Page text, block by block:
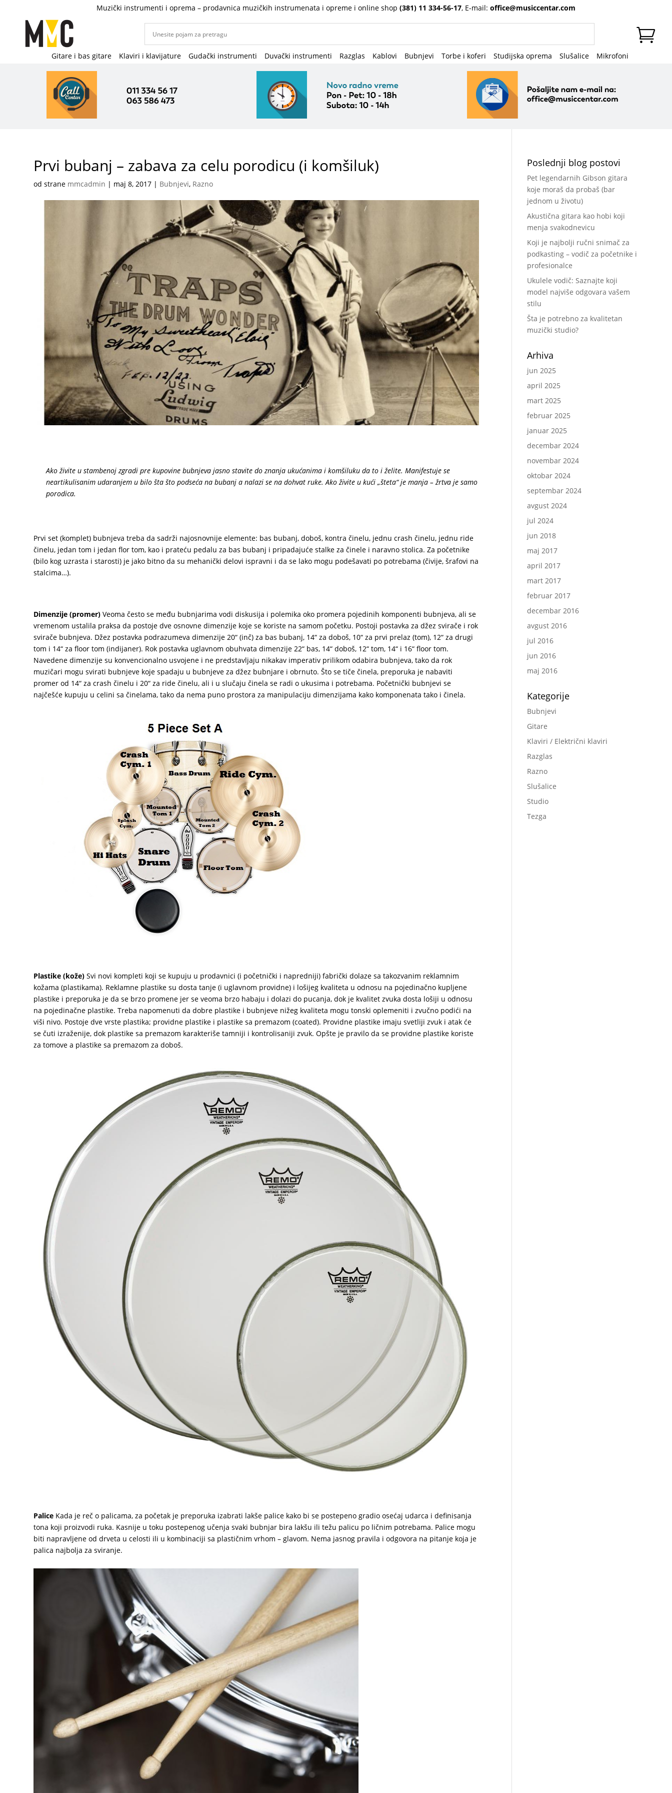
Muzički instrumenti i oprema – prodavnica muzičkih instrumenata i opreme i online shop (381) 11 334-56-17, E-mail: office@musiccentar.com
Gitare i bas gitare Klaviri i klavijature Gudački instrumenti Duvački instrumenti Razglas Kablovi Bubnjevi Torbe i koferi Studijska oprema Slušalice Mikrofoni
Prvi bubanj – zabava za celu porodicu (i komšiluk)
od strane mmcadmin | maj 8, 2017 | Bubnjevi, Razno
Ako živite u stambenoj zgradi pre kupovine bubnjeva jasno stavite do znanja ukućanima i komšiluku da to i želite. Manifestuje se
neartikulisanim udaranjem u bilo šta što podseća na bubanj a nalazi se na dohvat ruke. Ako živite u kući „šteta“ je manja – žrtva je samo
porodica.
Prvi set (komplet) bubnjeva treba da sadrži najosnovnije elemente: bas bubanj, doboš, kontra činelu, jednu crash činelu, jednu ride
činelu, jedan tom i jedan flor tom, kao i prateću pedalu za bas bubanj i pripadajuće stalke za činele i naravno stolica. Za početnike
(bilo kog uzrasta i starosti) je jako bitno da su mehanički delovi ispravni i da se lako mogu podešavati po potrebama (čivije, šrafovi na
stalcima…).
Dimenzije (promer) Veoma često se među bubnjarima vodi diskusija i polemika oko promera pojedinih komponenti bubnjeva, ali se
vremenom ustalila praksa da postoje dve osnovne dimenzije koje se koriste na samom početku. Postoji postavka za džez svirače i rok
svirače bubnjeva. Džez postavka podrazumeva dimenzije 20“ (inč) za bas bubanj, 14“ za doboš, 10“ za prvi prelaz (tom), 12“ za drugi
tom i 14“ za floor tom (indijaner). Rok postavka uglavnom obuhvata dimenzije 22“ bas, 14“ doboš, 12“ tom, 14“ i 16“ floor tom.
Navedene dimenzije su konvencionalno usvojene i ne predstavljaju nikakav imperativ prilikom odabira bubnjeva, tako da rok
muzičari mogu svirati bubnjeve koje spadaju u bubnjeve za džez bubnjare i obrnuto. Što se tiče činela, preporuka je nabaviti
promer od 14“ za crash činelu i 20“ za ride činelu, ali i u slučaju činela se radi o ukusima i potrebama. Početnički bubnjevi se
najčešće kupuju u celini sa činelama, tako da nema puno prostora za manipulaciju dimenzijama kako komponenata tako i činela.
Plastike (kože) Svi novi kompleti koji se kupuju u prodavnici (i početnički i napredniji) fabrički dolaze sa takozvanim reklamnim
kožama (plastikama). Reklamne plastike su dosta tanje (i uglavnom providne) i lošijeg kvaliteta u odnosu na pojedinačno kupljene
plastike i preporuka je da se brzo promene jer se veoma brzo habaju i dolazi do pucanja, dok je kvalitet zvuka dosta lošiji u odnosu
na pojedinačne plastike. Treba napomenuti da dobre plastike i bubnjeve nižeg kvaliteta mogu tonski oplemeniti i zvučno podići na
viši nivo. Postoje dve vrste plastika; providne plastike i plastike sa premazom (coated). Providne plastike imaju svetliji zvuk i atak će
se čuti izraženije, dok plastike sa premazom karakteriše tamniji i kontrolisaniji zvuk. Opšte je pravilo da se providne plastike koriste
za tomove a plastike sa premazom za doboš.
Palice Kada je reč o palicama, za početak je preporuka izabrati lakše palice kako bi se postepeno gradio osećaj udarca i definisanja
tona koji proizvodi ruka. Kasnije u toku postepenog učenja svaki bubnjar bira lakšu ili težu palicu po ličnim potrebama. Palice mogu
biti napravljene od drveta u celosti ili u kombinaciji sa plastičnim vrhom – glavom. Nema jasnog pravila i odgovora na pitanje koja je
palica najbolja za sviranje.
Poslednji blog postovi
Pet legendarnih Gibson gitara
koje moraš da probaš (bar
jednom u životu)
Akustična gitara kao hobi koji
menja svakodnevicu
Koji je najbolji ručni snimač za
podkasting – vodič za početnike i
profesionalce
Ukulele vodič: Saznajte koji
model najviše odgovara vašem
stilu
Šta je potrebno za kvalitetan
muzički studio?
Arhiva
jun 2025
april 2025
mart 2025
februar 2025
januar 2025
decembar 2024
novembar 2024
oktobar 2024
septembar 2024
avgust 2024
jul 2024
jun 2018
maj 2017
april 2017
mart 2017
februar 2017
decembar 2016
avgust 2016
jul 2016
jun 2016
maj 2016
Kategorije
Bubnjevi
Gitare
Klaviri / Električni klaviri
Razglas
Razno
Slušalice
Studio
Tezga